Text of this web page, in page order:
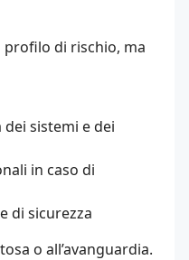
profilo di rischio, ma
sistemi e dei
in caso di
di sicurezza
o all’avanguardia.